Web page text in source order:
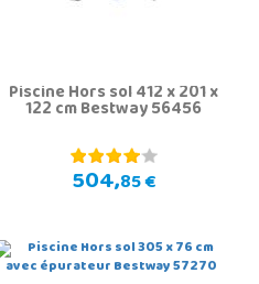
Piscine Hors sol 412 x 201 x
122 cm Bestway 56456
504,85 €